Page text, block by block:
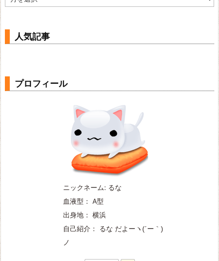
ー
人気記事
プロフィール
ニックネーム: るな
血液型： A型
出身地： 横浜
自己紹介： るな だよー ヽ(´ー｀)
ノ